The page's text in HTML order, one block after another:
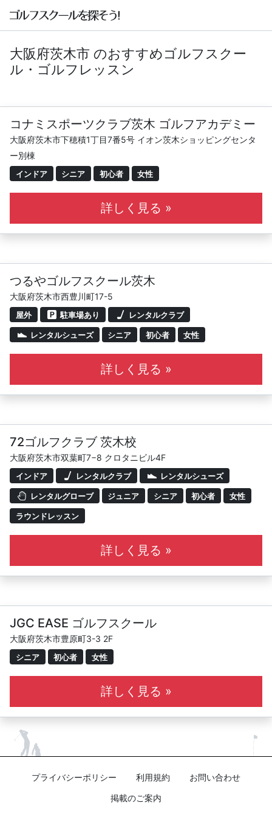
大阪府茨木市 のおすすめゴルフスクー
ル・ゴルフレッスン
コナミスポーツクラブ茨木 ゴルフアカデミー
大阪府茨木市下穂積1丁目7番5号 イオン茨木ショッピングセンタ
ー別棟
インドア シニア 初心者 女性
詳しく見る »
つるやゴルフスクール茨木
大阪府茨木市西豊川町17-5
屋外 駐車場あり レンタルクラブ
レンタルシューズ シニア 初心者 女性
詳しく見る »
72ゴルフクラブ 茨木校
大阪府茨木市双葉町7−8 クロタニビル4F
インドア レンタルクラブ レンタルシューズ
レンタルグローブ ジュニア シニア 初心者 女性
ラウンドレッスン
詳しく見る »
JGC EASE ゴルフスクール
大阪府茨木市豊原町3-3 2F
シニア 初心者 女性
詳しく見る »
プライバシーポリシー 利用規約
お問い合わせ
掲載のご案内